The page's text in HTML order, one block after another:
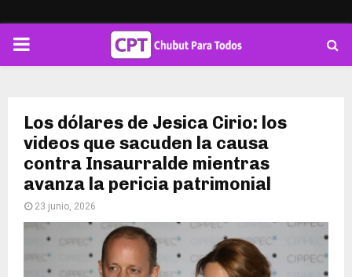
PRIMARY
Los dólares de Jesica Cirio: los
videos que sacuden la causa
contra Insaurralde mientras
avanza la pericia patrimonial
23 junio, 2026